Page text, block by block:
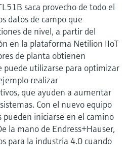
saca provecho de todo el
datos de campo que
de nivel, a partir del
en la plataforma Netilion IIoT
de planta obtienen
puede utilizarse para optimizar
realizar
que ayuden a aumentar
Con el nuevo equipo
iniciarse en el camino
la mano de Endress+Hauser,
para la industria 4.0 cuando